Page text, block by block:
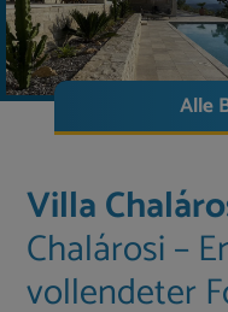
Alle
Villa
Chalárosi –
vollendeter